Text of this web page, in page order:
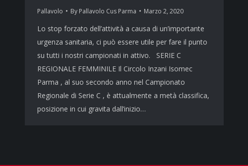
Pallavolo By Pallavolo Cus Parma Marzo 2, 2020
Lo stop forzato dell’attività a causa di un’importante
urgenza sanitaria, ci può essere utile per fare il punto
su tutti i nostri campionati in attivo. SERIE C
REGIONALE FEMMINILE Il Circolo Inzani Isomec
Parma , al suo secondo anno nel Campionato
Regionale di Serie C , è attualmente a metà classifica,
posizione in cui gravita dall’inizio…